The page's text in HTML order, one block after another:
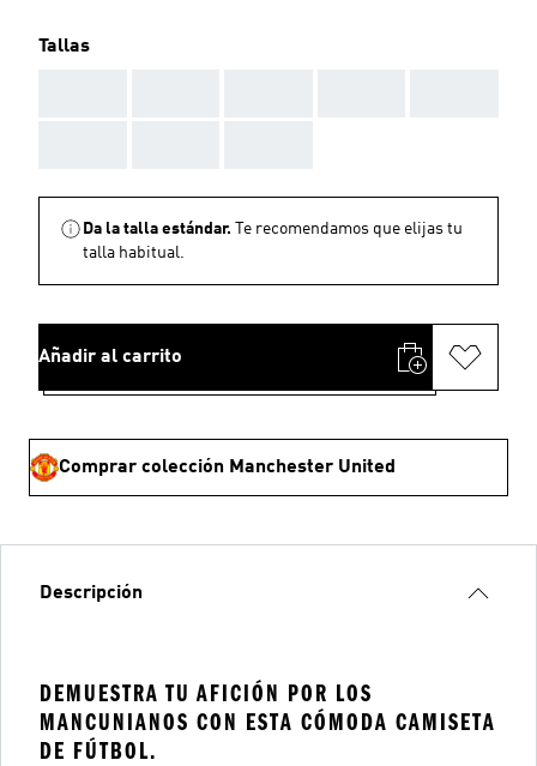
Tallas
Da la talla estándar.
Te recomendamos que elijas tu
talla habitual.
Añadir al carrito
Comprar colección Manchester United
Descripción
DEMUESTRA TU AFICIÓN POR LOS
MANCUNIANOS CON ESTA CÓMODA CAMISETA
DE FÚTBOL.